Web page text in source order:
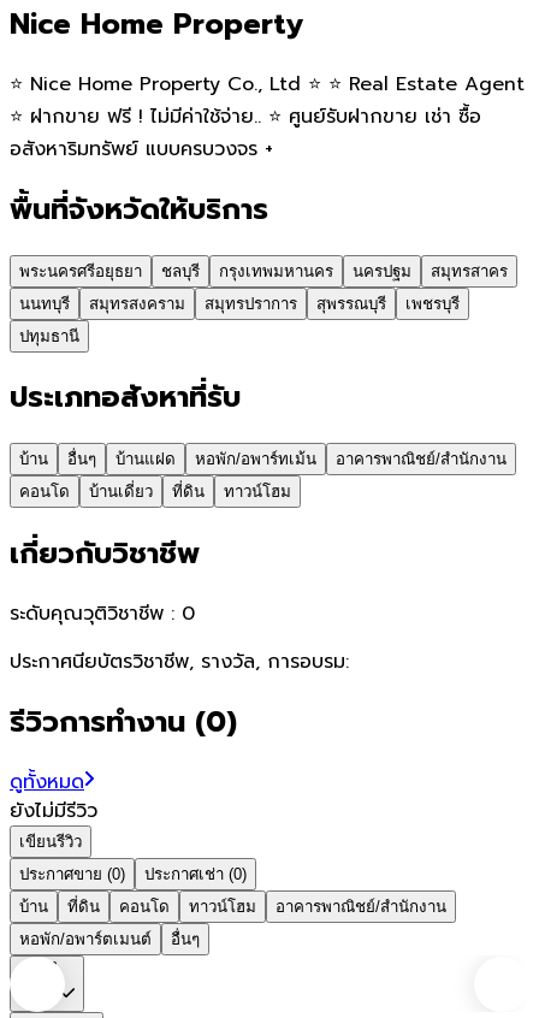
Nice Home Property
⭐️ Nice Home Property Co., Ltd ⭐️ ⭐️ Real Estate Agent
⭐️ ฝากขาย ฟรี ! ไม่มีค่าใช้จ่าย.. ⭐️ ศูนย์รับฝากขาย เช่า ซื้อ
อสังหาริมทรัพย์ แบบครบวงจร +
พื้นที่จังหวัดให้บริการ
พระนครศรีอยุธยา ชลบุรี กรุงเทพมหานคร นครปฐม
สมุทรสาคร
นนทบุรี
สมุทรสงคราม สมุทรปราการ สุพรรณบุรี
เพชรบุรี
ปทุมธานี
ประเภทอสังหาที่รับ
บ้าน อื่นๆ บ้านแฝด หอพัก/อพาร์ทเม้น
อาคารพาณิชย์/สำนักงาน
คอนโด
บ้านเดี่ยว ที่ดิน ทาวน์โฮม
เกี่ยวกับวิชาชีพ
ระดับคุณวุติวิชาชีพ : 0
ประกาศนียบัตรวิชาชีพ, รางวัล, การอบรม:
รีวิวการทำงาน (0)
ดูทั้งหมด
ยังไม่มีรีวิว
เขียนรีวิว
ประกาศขาย (0)
ประกาศเช่า (0)
บ้าน
ที่ดิน คอนโด ทาวน์โฮม
อาคารพาณิชย์/สำนักงาน
หอพัก/อพาร์ตเมนต์
อื่นๆ